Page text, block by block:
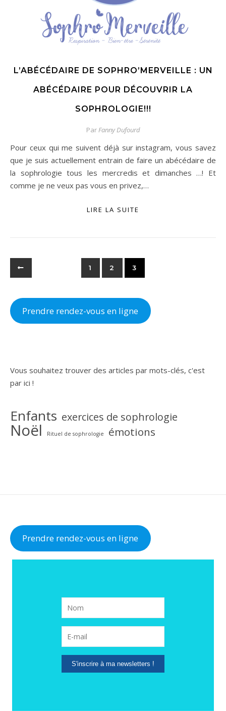
L’ABÉCÉDAIRE DE SOPHRO’MERVEILLE : UN
ABÉCÉDAIRE POUR DÉCOUVRIR LA
SOPHROLOGIE!!!
Par Fanny Dufourd
Pour ceux qui me suivent déjà sur instagram, vous savez
que je suis actuellement entrain de faire un abécédaire de
la sophrologie tous les mercredis et dimanches …! Et
comme je ne veux pas vous en privez,…
LIRE LA SUITE
1 2 3
Prendre rendez-vous en ligne
Vous souhaitez trouver des articles par mots-clés, c'est
par ici !
Enfants exercices de sophrologie
Noël Rituel de sophrologie émotions
Prendre rendez-vous en ligne
S'inscrire à ma newsletters !